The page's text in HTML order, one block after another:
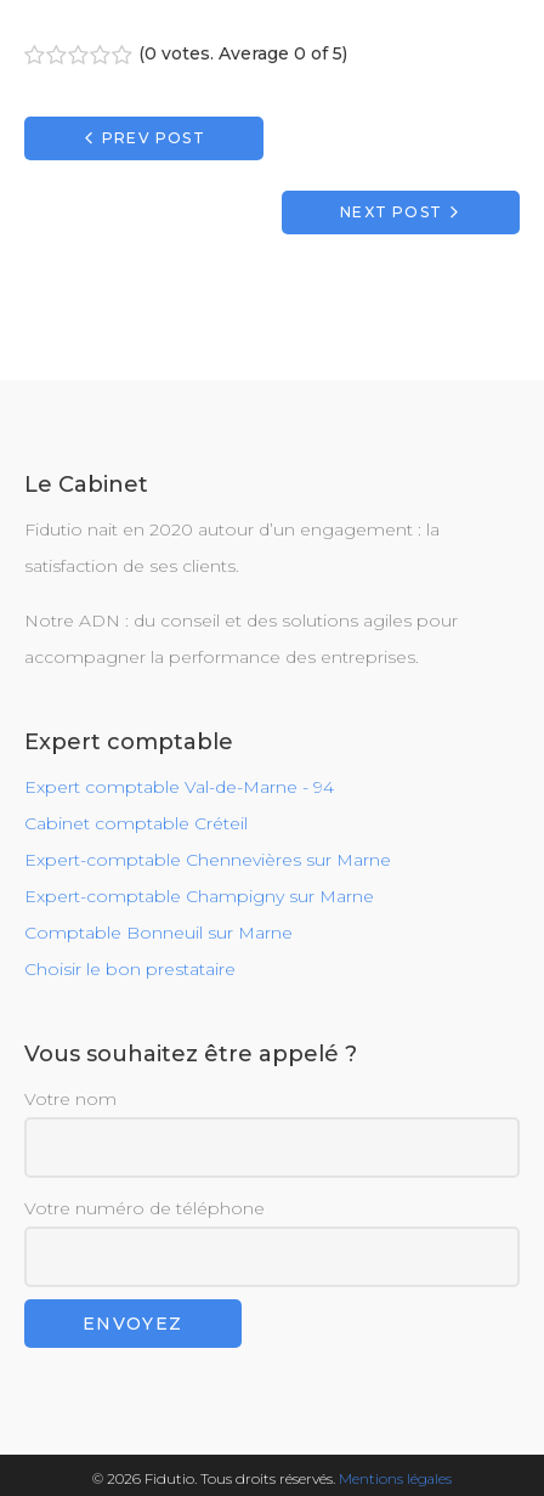
(0 votes. Average 0 of 5)
Navigation
de
PREV POST
NEXT POST
Le Cabinet
Fidutio nait en 2020 autour d’un engagement : la
satisfaction de ses clients.
Notre ADN : du conseil et des solutions agiles pour
accompagner la performance des entreprises.
Expert comptable
Expert comptable Val-de-Marne - 94
Cabinet comptable Créteil
Expert-comptable Chennevières sur Marne
Expert-comptable Champigny sur Marne
Comptable Bonneuil sur Marne
Choisir le bon prestataire
Vous souhaitez être appelé ?
Votre nom
Votre numéro de téléphone
© 2026 Fidutio. Tous droits réservés. Mentions légales